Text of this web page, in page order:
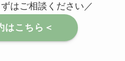
はご相談ください／
はこちら＜